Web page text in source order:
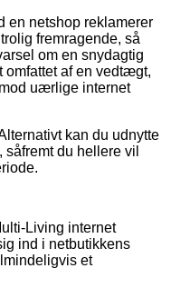
en netshop reklamerer
fremragende, så
om en snydagtig
omfattet af en vedtægt,
uærlige internet
kan du udnytte
du hellere vil
Living internet
ind i netbutikkens
et